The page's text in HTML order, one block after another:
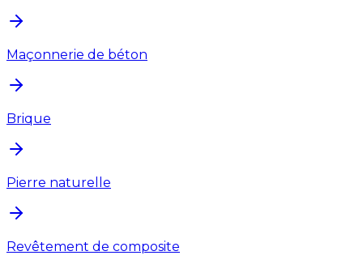
Maçonnerie de béton
Brique
Pierre naturelle
Revêtement de composite